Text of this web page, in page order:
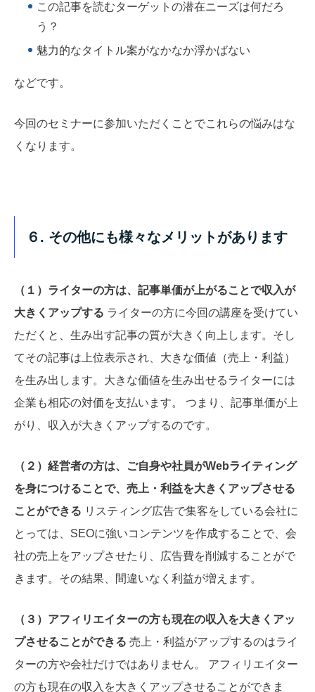
この記事を読むターゲットの潜在ニーズは何だろ
う？
魅力的なタイトル案がなかなか浮かばない
などです。
今回のセミナーに参加いただくことでこれらの悩みはな
くなります。
６. その他にも様々なメリットがあります
（１）ライターの方は、記事単価が上がることで収入が
大きくアップする ライターの方に今回の講座を受けてい
ただくと、生み出す記事の質が大きく向上します。そし
てその記事は上位表示され、大きな価値（売上・利益）
を生み出します。大きな価値を生み出せるライターには
企業も相応の対価を支払います。 つまり、記事単価が上
がり、収入が大きくアップするのです。
（２）経営者の方は、ご自身や社員がWebライティング
を身につけることで、売上・利益を大きくアップさせる
ことができる リスティング広告で集客をしている会社に
とっては、SEOに強いコンテンツを作成することで、会
社の売上をアップさせたり、広告費を削減することがで
きます。その結果、間違いなく利益が増えます。
（３）アフィリエイターの方も現在の収入を大きくアッ
プさせることができる 売上・利益がアップするのはライ
ターの方や会社だけではありません。 アフィリエイター
の方も現在の収入を大きくアップさせることができま